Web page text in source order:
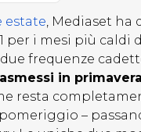
estate , Mediaset ha
per i mesi più caldi
frequenze
in primavera
resta
–